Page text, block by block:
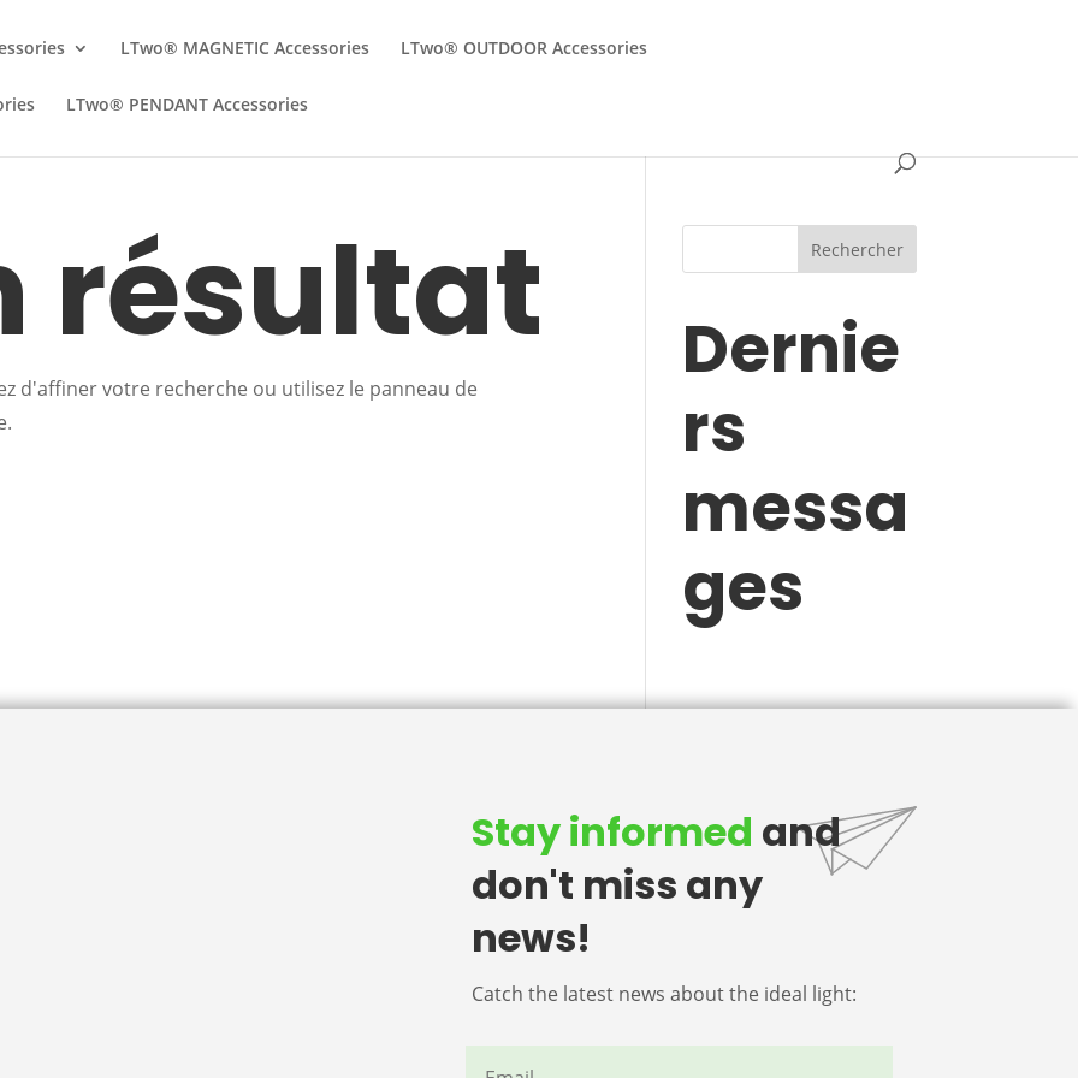
LTwo® MAGNETIC Accessories LTwo® OUTDOOR Accessories
LTwo® PENDANT Accessories
résultat
d'affiner votre recherche ou utilisez le panneau de
Rechercher
Dernie
rs
messa
ges
Stay informed and
don't miss any
news!
Catch the latest news about the ideal light: